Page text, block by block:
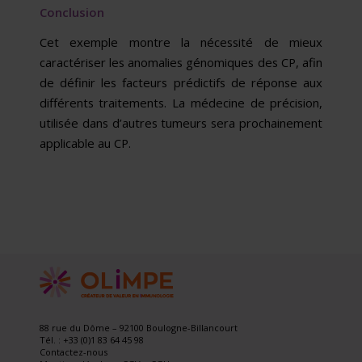
Conclusion
Cet exemple montre la nécessité de mieux
caractériser les anomalies génomiques des CP, afin
de définir les facteurs prédictifs de réponse aux
différents traitements. La médecine de précision,
utilisée dans d’autres tumeurs sera prochainement
applicable au CP.
88 rue du Dôme – 92100 Boulogne-Billancourt
Tél. : +33 (0)1 83 64 45 98
Contactez-nous